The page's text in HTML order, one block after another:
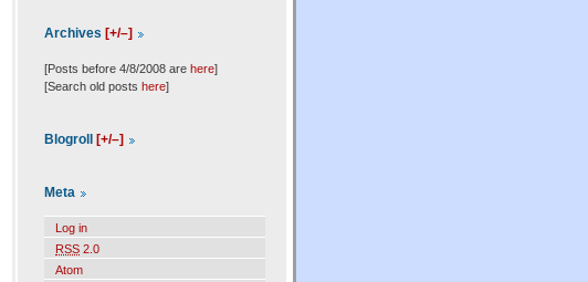
Archives [+/–]
[Posts before 4/8/2008 are here]
[Search old posts here]
Blogroll [+/–]
Meta
Log in
RSS 2.0
Atom